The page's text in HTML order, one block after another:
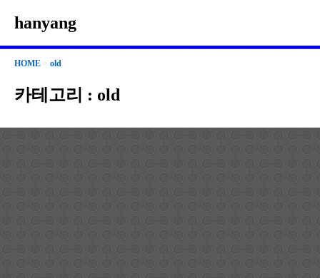
hanyang
HOME > old
카테고리 : old